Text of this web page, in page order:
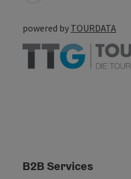
powered by TOURDATA
B2B Services